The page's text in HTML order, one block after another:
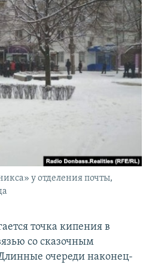
у отделения почты,
точка кипения в
со сказочным
очереди наконец-